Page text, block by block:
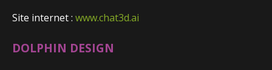
Site internet : www.chat3d.ai
DOLPHIN DESIGN